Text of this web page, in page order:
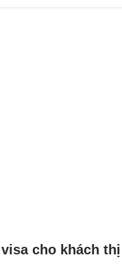
cho khách